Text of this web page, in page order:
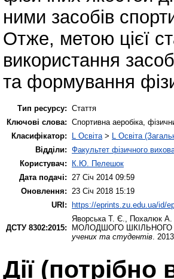
ними засобів
Отже, метою цієї
використання
та формування
Тип ресурсу: Стаття
Ключові слова: Спортивна аеробіка,
Класифікатор:
L Освіта > L Освіта
Відділи: Факультет фізичного
Користувач:
К.Ю. Пелешок
Дата подачі:
27 Січ 2014 09:59
Оновлення:
23 Січ 2018 15:19
URI: https://eprints.zu.edu.ua/id/
ДСТУ 8302:2015:
Яворська Т. Є. Похалюк А.
МОЛОДШОГО ШКІЛЬНОГО
учених та студентів .
Дії ​​(потрібно